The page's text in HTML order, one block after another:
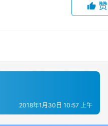
赞
2018年1月30日 10:57 上午